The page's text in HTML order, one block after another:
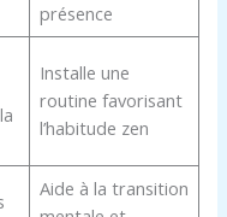
présence
Installe une
routine favorisant
l’habitude zen
Aide à la transition